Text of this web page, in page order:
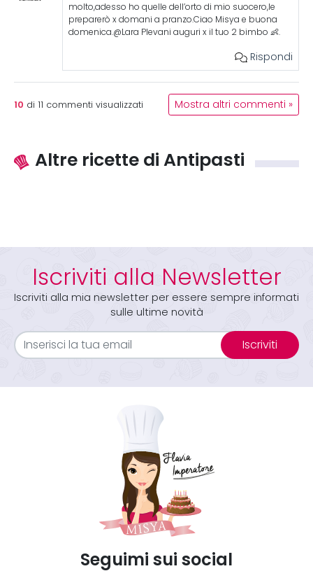
molto,adesso ho quelle dell’orto di mio suocero,le
preparerò x domani a pranzo.Ciao Misya e buona
domenica.@Lara Plevani auguri x il tuo 2 bimbo 👶.
Rispondi
10 di 11 commenti visualizzati Mostra altri commenti »
Altre ricette di Antipasti
Iscriviti alla Newsletter
Iscriviti alla mia newsletter per essere sempre informati
sulle ultime novità
Iscriviti
Seguimi sui social